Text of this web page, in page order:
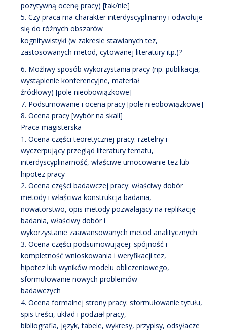
pozytywną ocenę pracy) [tak/nie]
5. Czy praca ma charakter interdyscyplinarny i odwołuje
się do różnych obszarów
kognitywistyki (w zakresie stawianych tez,
zastosowanych metod, cytowanej literatury itp.)?
6. Możliwy sposób wykorzystania pracy (np. publikacja,
wystąpienie konferencyjne, materiał
źródłowy) [pole nieobowiązkowe]
7. Podsumowanie i ocena pracy [pole nieobowiązkowe]
8. Ocena pracy [wybór na skali]
Praca magisterska
1. Ocena części teoretycznej pracy: rzetelny i
wyczerpujący przegląd literatury tematu,
interdyscyplinarność, właściwe umocowanie tez lub
hipotez pracy
2. Ocena części badawczej pracy: właściwy dobór
metody i właściwa konstrukcja badania,
nowatorstwo, opis metody pozwalający na replikację
badania, właściwy dobór i
wykorzystanie zaawansowanych metod analitycznych
3. Ocena części podsumowującej: spójność i
kompletność wnioskowania i weryfikacji tez,
hipotez lub wyników modelu obliczeniowego,
sformułowanie nowych problemów
badawczych
4. Ocena formalnej strony pracy: sformułowanie tytułu,
spis treści, układ i podział pracy,
bibliografia, język, tabele, wykresy, przypisy, odsyłacze